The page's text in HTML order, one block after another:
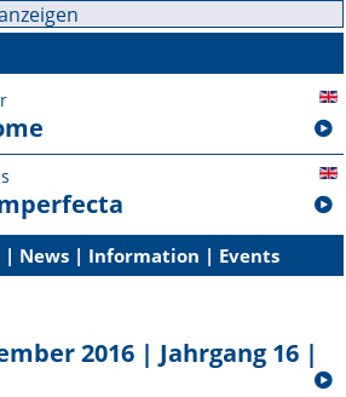
| News | Information | Events
2016 | Jahrgang 16 |